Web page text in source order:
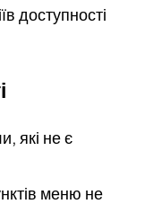
доступності
які не є
меню не